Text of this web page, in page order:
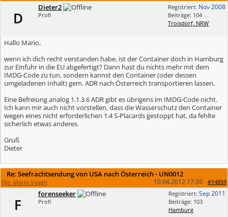
Registriert: Nov 2008
Beiträge: 104
Troisdorf, NRW
D
Dieter2
Profi
Hallo Mario,
wenn ich dich recht verstanden habe, ist der Container doch in Hamburg
zur Einfuhr in die EU abgefertigt? Dann hast du nichts mehr mit dem
IMDG-Code zu tun, sondern kannst den Container (oder dessen
umgeladenen Inhalt) gem. ADR nach Österreich transportieren lassen.
Eine Befreiung analog 1.1.3.6 ADR gibt es übrigens im IMDG-Code nicht.
Ich kann mir auch nicht vorstellen, dass die Wasserschutz den Container
wegen eines nicht erforderlichen 1.4 S-Placards gestoppt hat, da fehlte
sicherlich etwas anderes.
Gruß
Dieter
Re: Seefrachtsendung von USA nach Österreich - UN0012
[Re: Mario Vogel] #14859
10.04.2012 17:35
Registriert: Sep 2011
Beiträge: 103
Hamburg
F
forenseeker
Profi